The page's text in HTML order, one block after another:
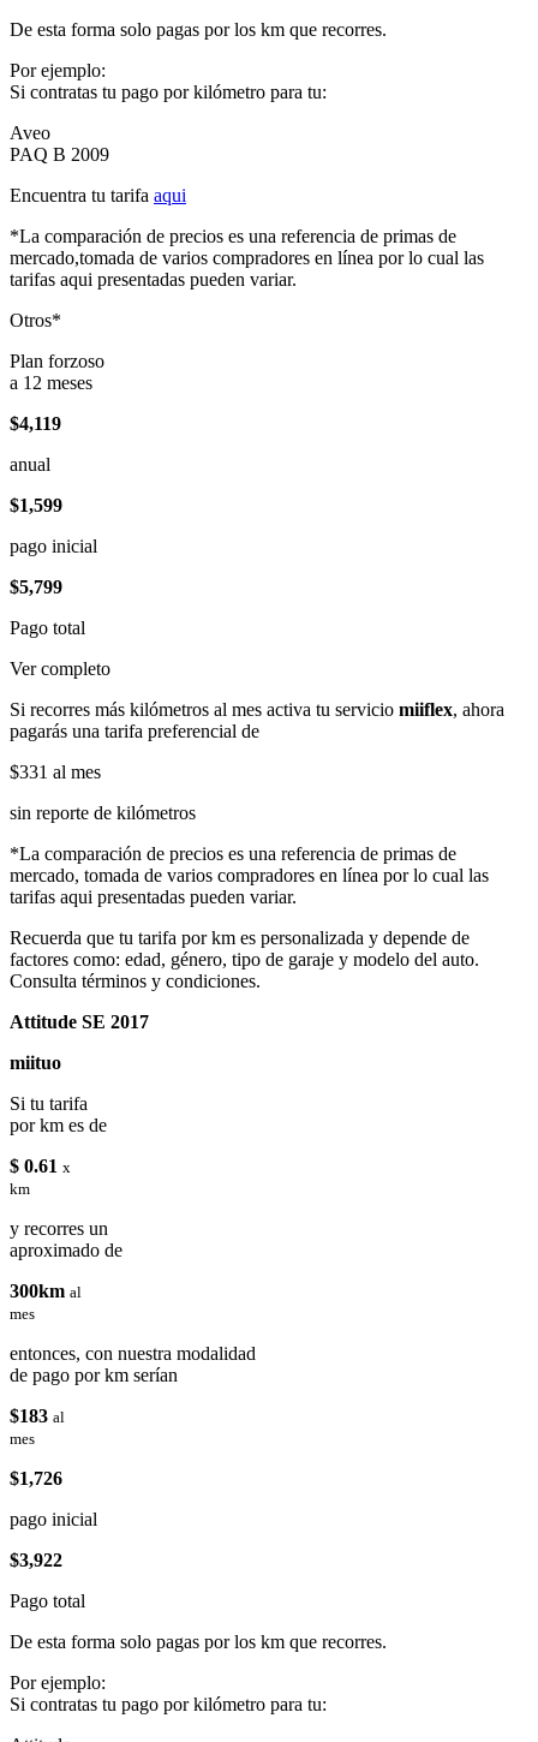
De esta forma solo pagas por los km que recorres.
Por ejemplo:
Si contratas tu pago por kilómetro para tu:
Aveo
PAQ B 2009
Encuentra tu tarifa aqui
*La comparación de precios es una referencia de primas de
mercado,tomada de varios compradores en línea por lo cual las
tarifas aqui presentadas pueden variar.
Otros*
Plan forzoso
a 12 meses
$4,119
anual
$1,599
pago inicial
$5,799
Pago total
Ver completo
Si recorres más kilómetros al mes activa tu servicio miiflex, ahora
pagarás una tarifa preferencial de
$331 al mes
sin reporte de kilómetros
*La comparación de precios es una referencia de primas de
mercado, tomada de varios compradores en línea por lo cual las
tarifas aqui presentadas pueden variar.
Recuerda que tu tarifa por km es personalizada y depende de
factores como: edad, género, tipo de garaje y modelo del auto.
Consulta términos y condiciones.
Attitude SE 2017
miituo
Si tu tarifa
por km es de
$ 0.61 x
km
y recorres un
aproximado de
300km al
mes
entonces, con nuestra modalidad
de pago por km serían
$183 al
mes
$1,726
pago inicial
$3,922
Pago total
De esta forma solo pagas por los km que recorres.
Por ejemplo:
Si contratas tu pago por kilómetro para tu: